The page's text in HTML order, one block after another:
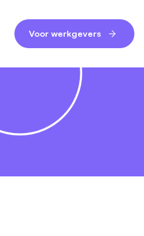
Voor werkgevers